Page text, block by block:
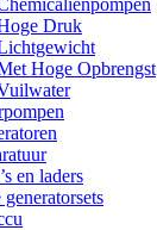
Druk
Hoge Opbrengst
en laders